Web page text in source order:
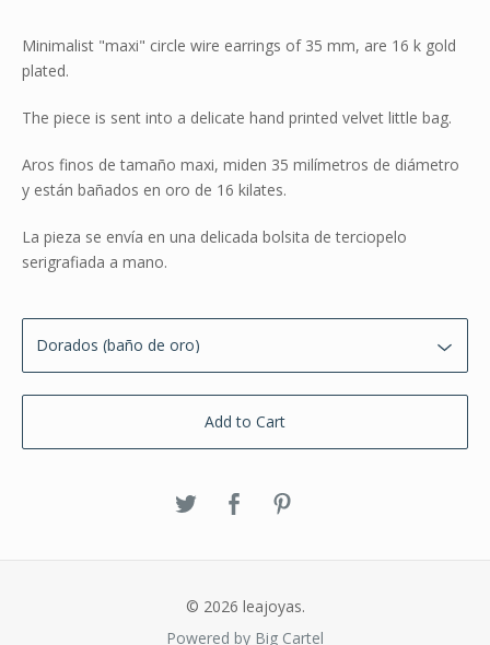
Minimalist "maxi" circle wire earrings of 35 mm, are 16 k gold
plated.
The piece is sent into a delicate hand printed velvet little bag.
Aros finos de tamaño maxi, miden 35 milímetros de diámetro
y están bañados en oro de 16 kilates.
La pieza se envía en una delicada bolsita de terciopelo
serigrafiada a mano.
Add to Cart
© 2026 leajoyas.
Powered by Big Cartel